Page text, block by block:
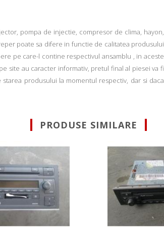
pompa de injectie, compresor de clima, hayon,
poate sa difere in functie de calitatea produsului
pe care-l contine respectivul ansamblu , in aceste
site au caracter informativ, pretul final al piesei va fi
produsului la momentul respectiv, dar si daca
PRODUSE SIMILARE